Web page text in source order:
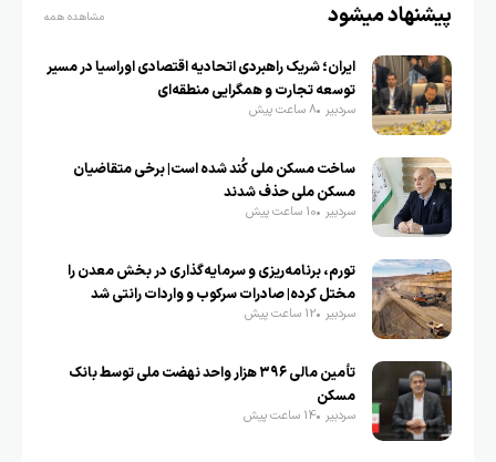
پیشنهاد میشود مشاهده همه
ایران؛ شریک راهبردی اتحادیه اقتصادی اوراسیا در مسیر
توسعه تجارت و همگرایی منطقه‌ای
سردبیر 8 ساعت پیش
ساخت مسکن ملی کُند شده است| برخی متقاضیان
مسکن ملی حذف شدند
سردبیر 10 ساعت پیش
تورم، برنامه‌ریزی و سرمایه‌گذاری در بخش معدن را
مختل کرده| صادرات سرکوب و واردات رانتی شد
سردبیر 12 ساعت پیش
تأمین مالی ۳۹۶ هزار واحد نهضت ملی توسط بانک
مسکن
سردبیر 14 ساعت پیش